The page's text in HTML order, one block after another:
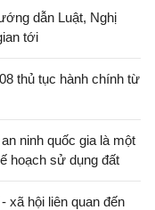
dẫn Luật, Nghị
tới
thủ tục hành chính từ
ninh quốc gia là một
hoạch sử dụng đất
xã hội liên quan đến